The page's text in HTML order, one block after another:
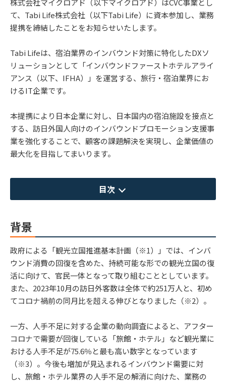
て、Tabi Life株式会社（以下Tabi Life）に資本参加し、業務
提携を締結したことをお知らせいたします。
Tabi Lifeは、宿泊業界のインバウンド対策に特化したDXソ
リューションとして「インバウンドファーストホテルアライ
アンス（以下、IFHA）」を運営する、旅行・宿泊業界にお
けるIT企業です。
本提携により日本企業に対し、日本国内の宿泊施設を接点と
する、訪日外国人向けのインバウンドプロモーション支援事
業を強化することで、顧客の課題解決を実現し、企業価値の
最大化を目指してまいります。
目次
背景
政府による「観光立国推進基本計画（※1）」では、インバ
ウンド消費の回復を含めた、持続可能な形での観光立国の復
活に向けて、官民一体となって取り組むこととしています。
また、2023年10月の訪日外客数は全体で約251万人と、初め
てコロナ禍前の同月比を超える伸びとなりました（※2）。
一方、人手不足に対する企業の動向調査によると、アフター
コロナで需要が回復している「旅館・ホテル」など観光業に
おける人手不足が75.6％と最も高い数字となっています
（※3）。今後も増加が見込まれるインバウンド需要に対
し、旅館・ホテル業界の人手不足の解消に向けた、業務の